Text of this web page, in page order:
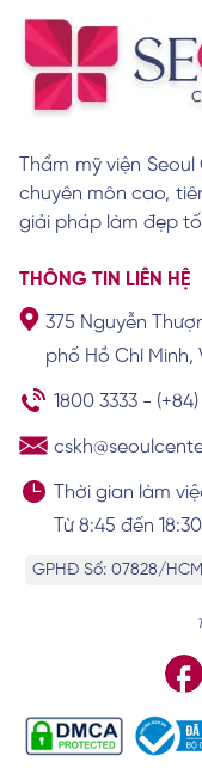
Thẩm mỹ viện
chuyên môn cao,
giải pháp làm đẹp
THÔNG TIN LIÊN HỆ
375 Nguyễn
phố Hồ Chí Minh,
1800 3333 - (+84)
Thời gian làm
Từ 8:45 đến
GPHĐ Số: 07828/